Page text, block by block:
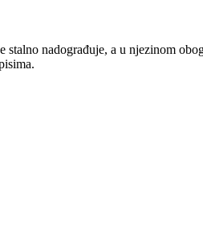
nadograđuje, a u njezinom